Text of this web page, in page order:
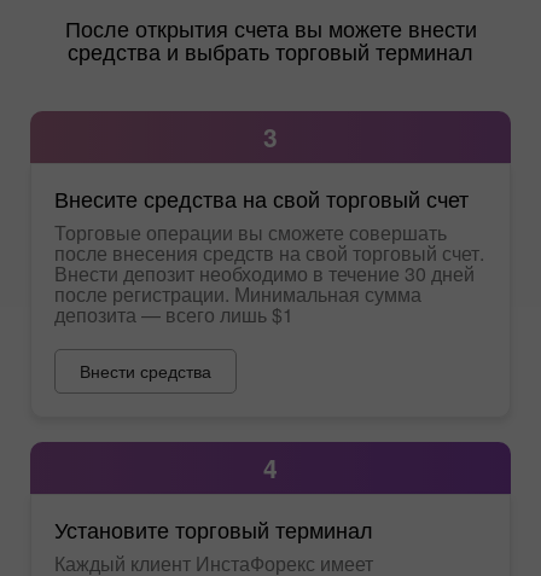
После открытия счета вы можете внести
средства и выбрать торговый терминал
3
Внесите средства на свой торговый счет
Торговые операции вы сможете совершать
после внесения средств на свой торговый счет.
Внести депозит необходимо в течение 30 дней
после регистрации. Минимальная сумма
депозита — всего лишь $1
Внести средства
4
Установите торговый терминал
Каждый клиент ИнстаФорекс имеет